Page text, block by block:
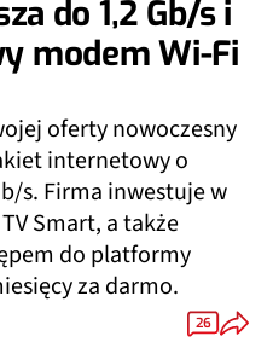
do 1,2 Gb/s i
modem Wi-Fi
oferty nowoczesny
internetowy o
s. Firma inwestuje w
Smart, a także
do platformy
za darmo.
26